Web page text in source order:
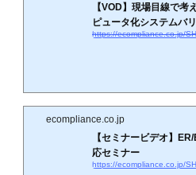
【VOD】現場目線で考
ピュータ化システムバ
https://ecompliance.co.jp/
ecompliance.co.jp
【セミナービデオ】
応セミナー
https://ecompliance.co.jp/